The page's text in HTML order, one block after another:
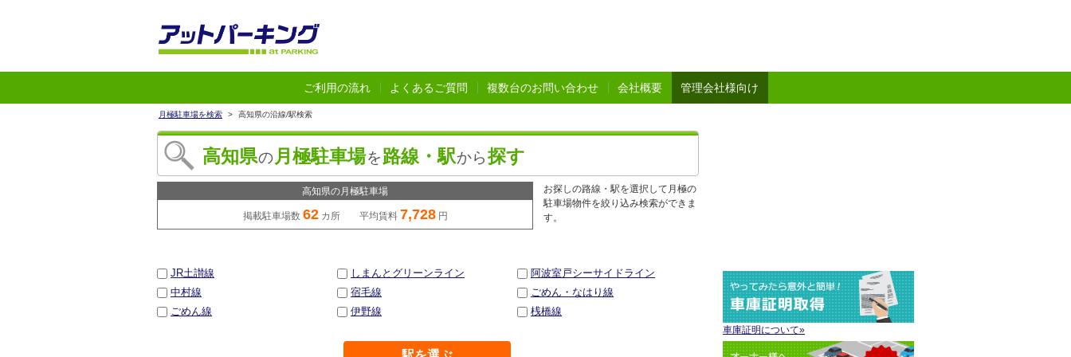
ご利用の流れ よくあるご質問 複数台のお問い合わせ 会社概要 管理会社様向け
月極駐車場を検索 > 高知県の沿線/駅検索
高知県の 月極駐車場を路線・駅から探す
お探しの路線・駅を選択して月極の
駐車場物件を絞り込み検索ができま
す。
高知県の月極駐車場
掲載駐車場数 62カ所 平均賃料 7,728円
JR土讃線 しまんとグリーンライン
阿波室戸シーサイドライン
中村線
宿毛線
ごめん・なはり線
ごめん線
伊野線 桟橋線
車庫証明について»